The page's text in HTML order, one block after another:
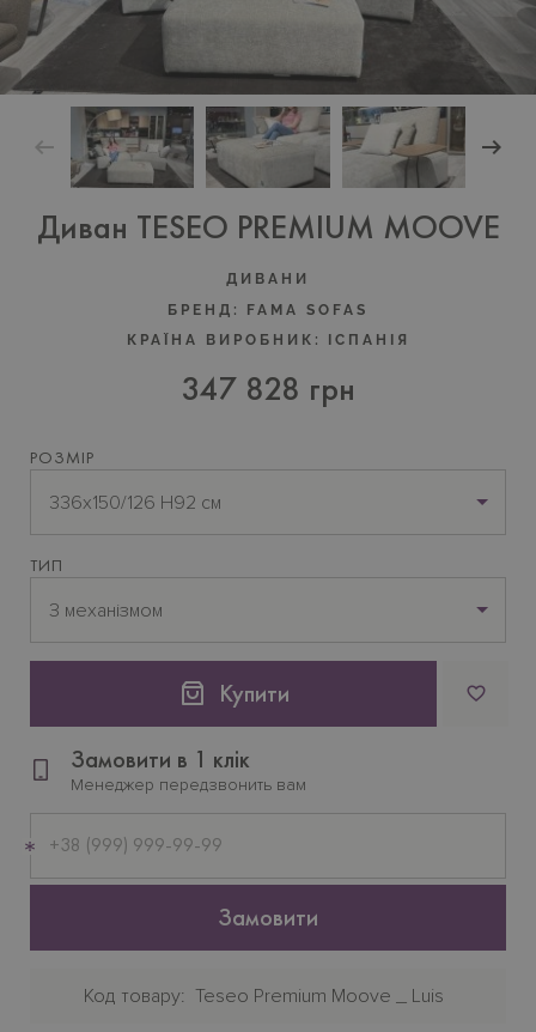
Диван TESEO PREMIUM MOOVE
ДИВАНИ
БРЕНД:
FAMA SOFAS
КРАЇНА ВИРОБНИК:
IСПАНIЯ
347 828 грн
РОЗМІР
336x150/126 H92 см
ТИП
З механізмом
Купити
Замовити в 1 клік
Менеджер передзвонить вам
телефон
Замовити
Код товару Teseo Premium Moove _ Luis